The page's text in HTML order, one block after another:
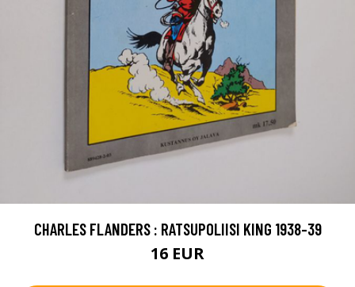
CHARLES FLANDERS : RATSUPOLIISI KING 1938-39
16 EUR